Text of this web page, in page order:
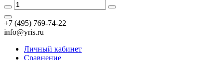
+7 (495) 769-74-22
info@yris.ru
Личный кабинет
Сравнение